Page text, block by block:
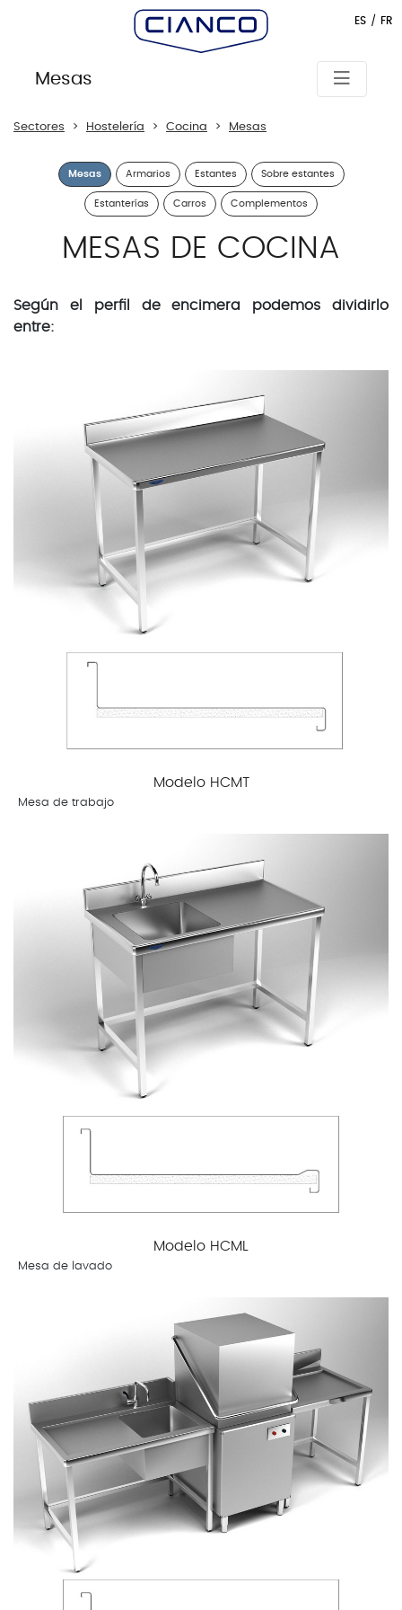
Mesas
Cocina
Mesas
Estantes
Complementos
ES FR
Sectores Hostelería Cocina Mesas
Mesas Armarios Estantes Sobre estantes
Estanterías Carros Complementos
MESAS DE COCINA
Según el perfil de encimera podemos dividirlo
entre:
Modelo HCMT
Mesa de trabajo
Modelo HCML
Mesa de lavado